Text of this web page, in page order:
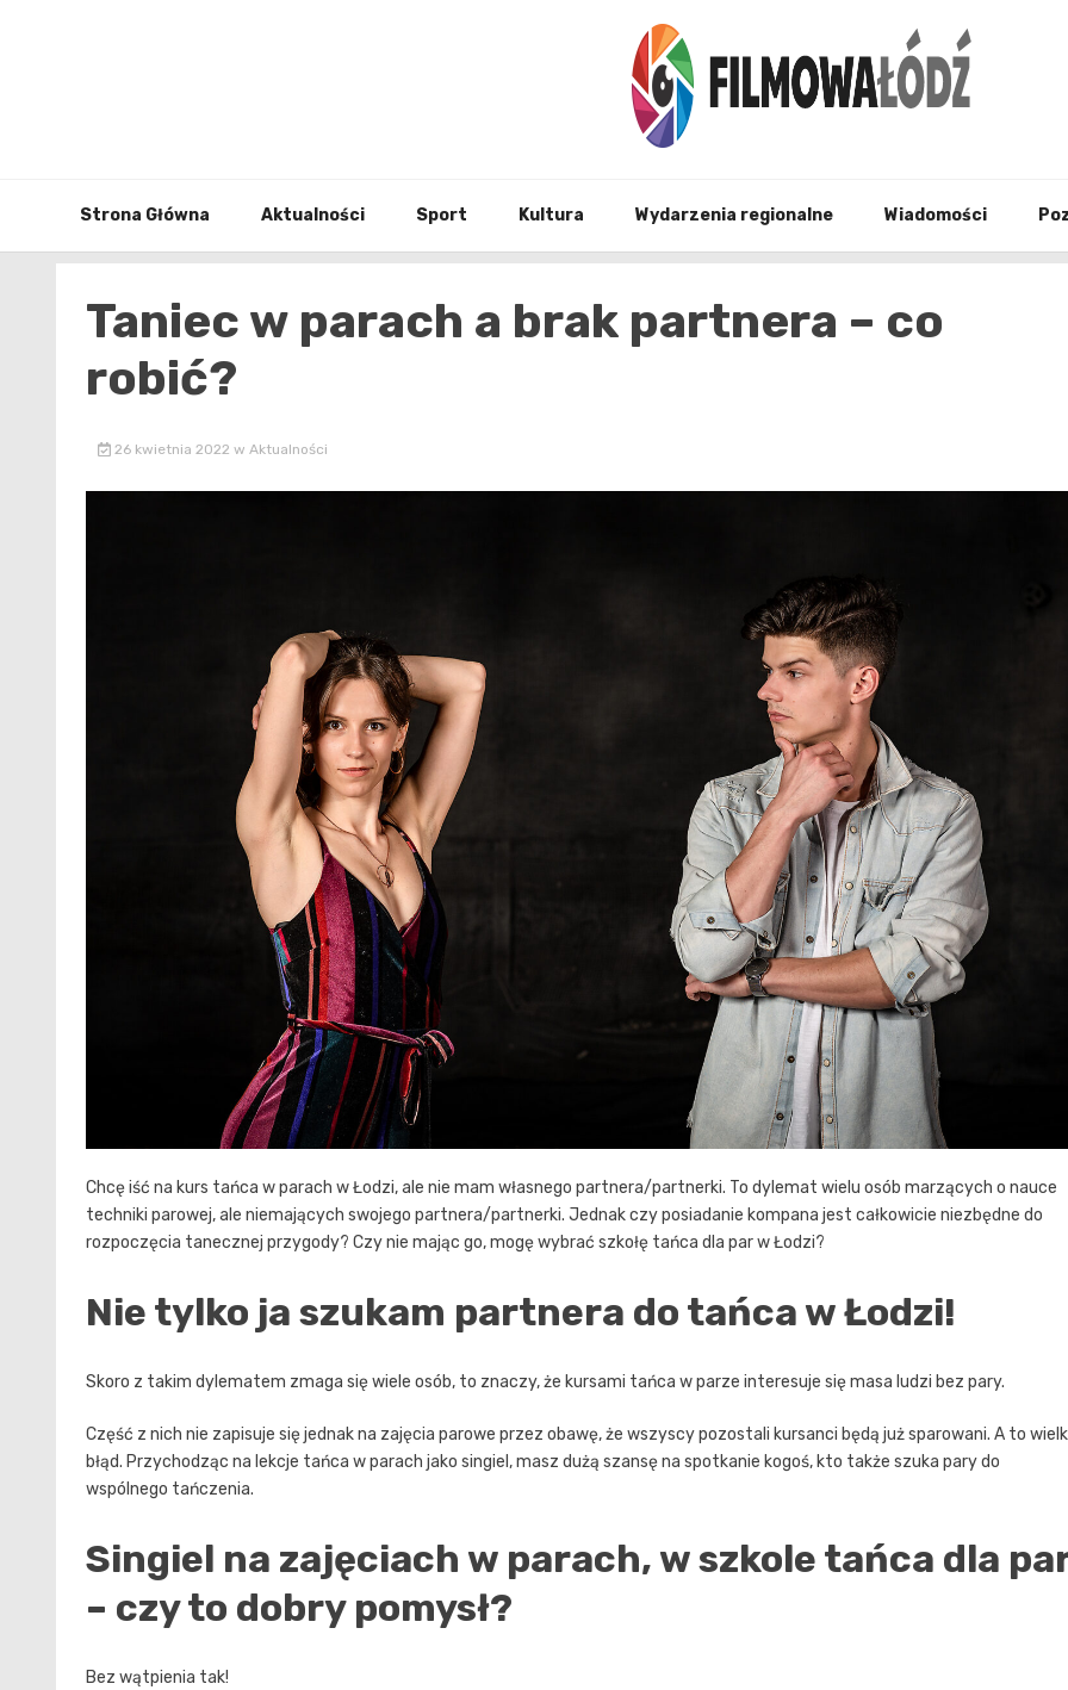
Strona Główna Aktualności Sport Kultura Wydarzenia regionalne Wiadomości
Taniec w parach a brak partnera – co
robić?
26 kwietnia 2022 w Aktualności
Chcę iść na kurs tańca w parach w Łodzi, ale nie mam własnego partnera/partnerki. To dylemat wielu osób marzących o nauce
techniki parowej, ale niemających swojego partnera/partnerki. Jednak czy posiadanie kompana jest całkowicie niezbędne do
rozpoczęcia tanecznej przygody? Czy nie mając go, mogę wybrać szkołę tańca dla par w Łodzi?
Nie tylko ja szukam partnera do tańca w Łodzi!
Skoro z takim dylematem zmaga się wiele osób, to znaczy, że kursami tańca w parze interesuje się masa ludzi bez pary.
Część z nich nie zapisuje się jednak na zajęcia parowe przez obawę, że wszyscy pozostali kursanci będą już sparowani. A to
błąd. Przychodząc na lekcje tańca w parach jako singiel, masz dużą szansę na spotkanie kogoś, kto także szuka pary do
wspólnego tańczenia.
Singiel na zajęciach w parach, w szkole tańca dla
– czy to dobry pomysł?
Bez wątpienia tak!